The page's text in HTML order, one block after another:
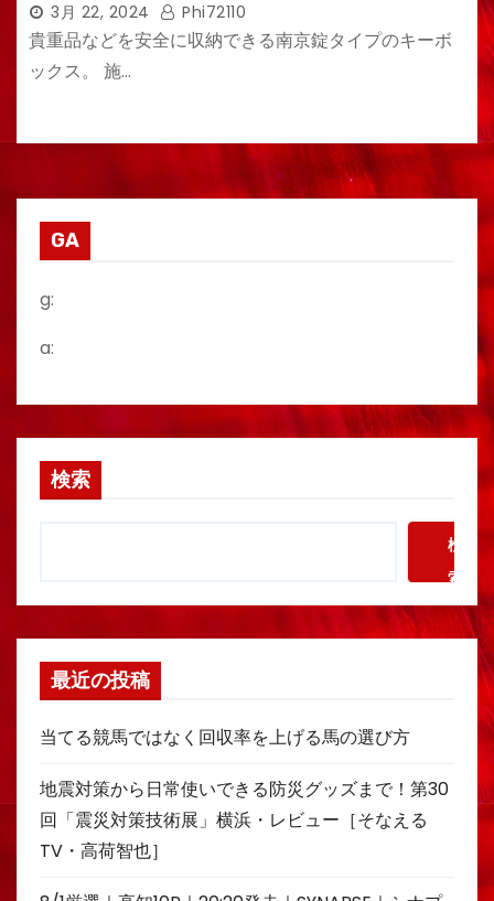
3月 22, 2024 Phi72110
貴重品などを安全に収納できる南京錠タイプのキーボ
ックス。 施…
GA
g:
a:
検索
検
索
最近の投稿
当てる競馬ではなく回収率を上げる馬の選び方
地震対策から日常使いできる防災グッズまで！第30
回「震災対策技術展」横浜・レビュー［そなえる
TV・高荷智也］